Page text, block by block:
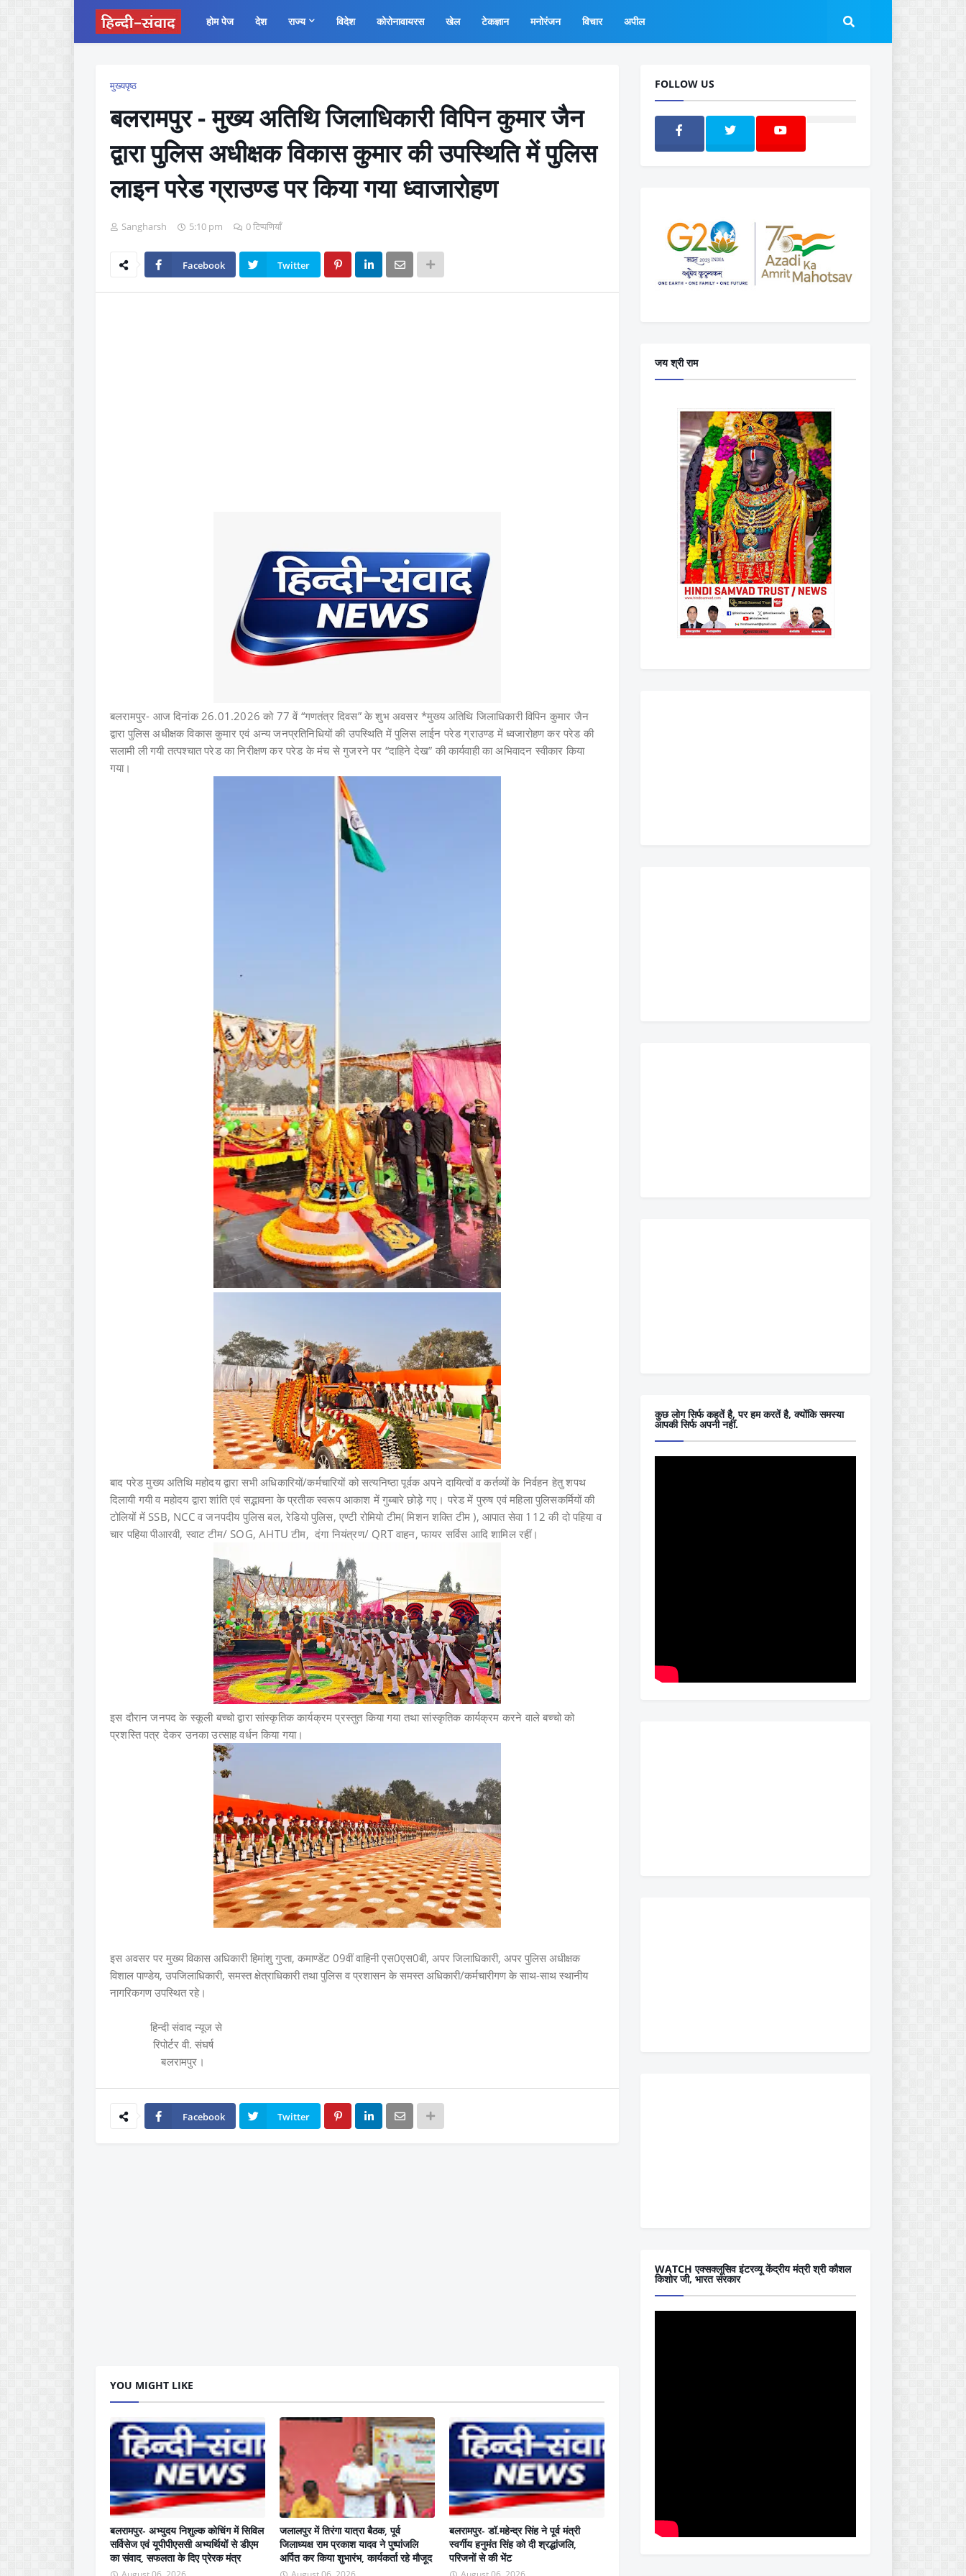
होम पेज देश राज्य विदेश कोरोनावायरस खेल टेकज्ञान मनोरंजन विचार अपील
मुख्यपृष्ठ
बलरामपुर - मुख्य अतिथि जिलाधिकारी विपिन कुमार जैन
द्वारा पुलिस अधीक्षक विकास कुमार की उपस्थिति में पुलिस
लाइन परेड ग्राउण्ड पर किया गया ध्वाजारोहण
Sangharsh 5:10 pm 0 टिप्पणियाँ
Facebook Twitter
बलरामपुर- आज दिनांक 26.01.2026 को 77 वें “गणतंत्र दिवस” के शुभ अवसर *मुख्य अतिथि जिलाधिकारी विपिन कुमार जैन
द्वारा पुलिस अधीक्षक विकास कुमार एवं अन्य जनप्रतिनिधियों की उपस्थिति में पुलिस लाईन परेड ग्राउण्ड में ध्वजारोहण कर परेड की
सलामी ली गयी तत्पश्चात परेड का निरीक्षण कर परेड के मंच से गुजरने पर “दाहिने देख” की कार्यवाही का अभिवादन स्वीकार किया
गया।
बाद परेड मुख्य अतिथि महोदय द्वारा सभी अधिकारियों/कर्मचारियों को सत्यनिष्ठा पूर्वक अपने दायित्वों व कर्तव्यों के निर्वहन हेतु शपथ
दिलायी गयी व महोदय द्वारा शांति एवं सद्भावना के प्रतीक स्वरूप आकाश में गुब्बारे छोड़े गए। परेड में पुरुष एवं महिला पुलिसकर्मियों की
टोलियों में SSB, NCC व जनपदीय पुलिस बल, रेडियो पुलिस, एण्टी रोमियो टीम( मिशन शक्ति टीम ), आपात सेवा 112 की दो पहिया व
चार पहिया पीआरवी, स्वाट टीम/ SOG, AHTU टीम, दंगा नियंत्रण/ QRT वाहन, फायर सर्विस आदि शामिल रहीं।
इस दौरान जनपद के स्कूली बच्चो द्वारा सांस्कृतिक कार्यक्रम प्रस्तुत किया गया तथा सांस्कृतिक कार्यक्रम करने वाले बच्चो को
प्रशस्ति पत्र देकर उनका उत्साह वर्धन किया गया।
इस अवसर पर मुख्य विकास अधिकारी हिमांशु गुप्ता, कमाण्डेंट 09वीं वाहिनी एस0एस0बी, अपर जिलाधिकारी, अपर पुलिस अधीक्षक
विशाल पाण्डेय, उपजिलाधिकारी, समस्त क्षेत्राधिकारी तथा पुलिस व प्रशासन के समस्त अधिकारी/कर्मचारीगण के साथ-साथ स्थानीय
नागरिकगण उपस्थित रहे।
हिन्दी संवाद न्यूज से
रिपोर्टर वी. संघर्ष
बलरामपुर।
Facebook Twitter
YOU MIGHT LIKE
बलरामपुर- अभ्युदय निशुल्क कोचिंग में सिविल
सर्विसेज एवं यूपीपीएससी अभ्यर्थियों से डीएम
का संवाद, सफलता के दिए प्रेरक मंत्र
जलालपुर में तिरंगा यात्रा बैठक, पूर्व
जिलाध्यक्ष राम प्रकाश यादव ने पुष्पांजलि
अर्पित कर किया शुभारंभ, कार्यकर्ता रहे मौजूद
बलरामपुर- डॉ.महेन्द्र सिंह ने पूर्व मंत्री
स्वर्गीय हनुमंत सिंह को दी श्रद्धांजलि,
परिजनों से की भेंट
FOLLOW US
जय श्री राम
कुछ लोग सिर्फ कहतें है, पर हम करतें है, क्योंकि समस्या
आपकी सिर्फ अपनी नहीं.
WATCH एक्सक्लूसिव इंटरव्यू केंद्रीय मंत्री श्री कौशल
किशोर जी, भारत सरकार